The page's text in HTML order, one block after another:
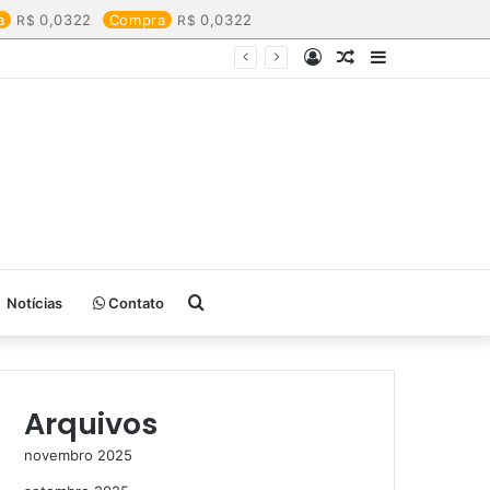
0,0322 Compra 0,0322
Barra
Artigo
Entrar
Notícias Contato Procurar
por
Arquivos
novembro 2025